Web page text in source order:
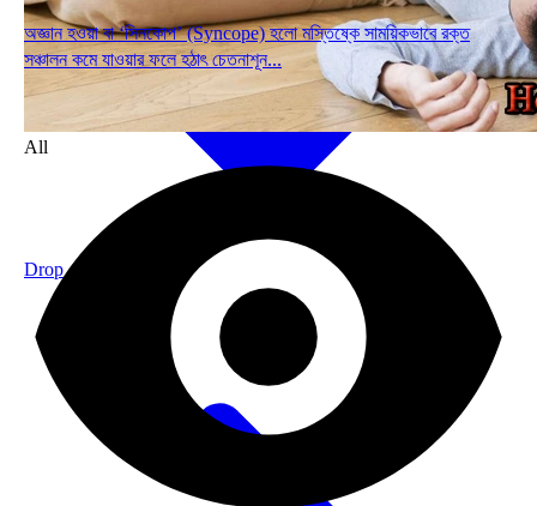
Drop
All
অজ্ঞান হওয়া বা ‘সিনকোপ’ (Syncope) হলো মস্তিষ্কে সাময়িকভাবে রক্ত
সঞ্চালন কমে যাওয়ার ফলে হঠাৎ চেতনাশূন...